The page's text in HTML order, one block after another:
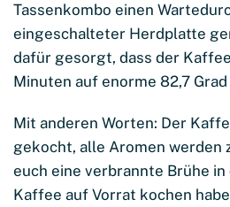
Tassenkombo einen
eingeschalteter Herdplatte
dafür gesorgt, dass der
Minuten auf enorme 82,7
Mit anderen Worten: Der
gekocht, alle Aromen werden
euch eine verbrannte Brühe in
Kaffee auf Vorrat kochen